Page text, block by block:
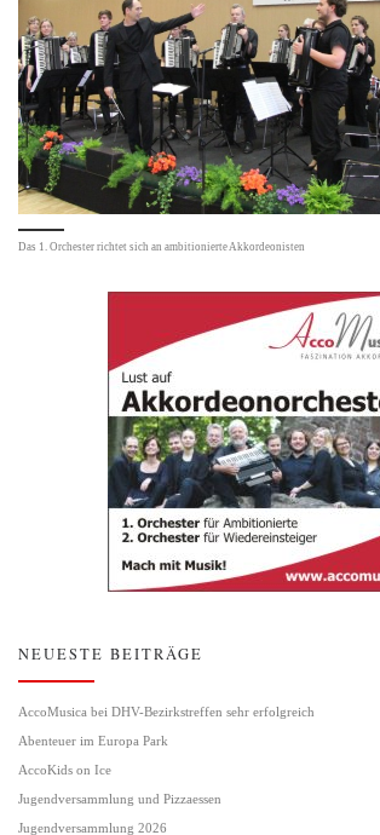
Das 1. Orchester richtet sich an ambitionierte Akkordeonisten
NEUESTE BEITRÄGE
AccoMusica bei DHV-Bezirkstreffen sehr erfolgreich
Abenteuer im Europa Park
AccoKids on Ice
Jugendversammlung und Pizzaessen
Jugendversammlung 2026